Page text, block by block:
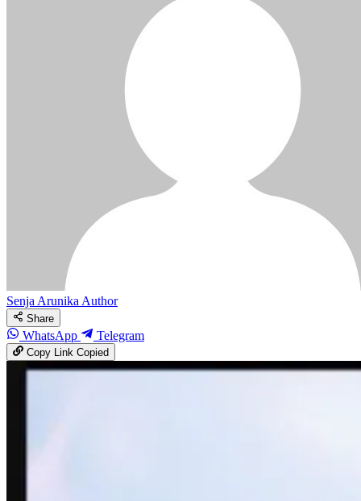
Senja ArunikaAuthor
Share
WhatsApp Telegram
Copy LinkCopied